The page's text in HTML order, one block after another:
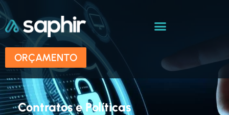
ORÇAMENTO
Contratos e Políticas